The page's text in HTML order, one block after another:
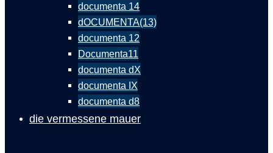
documenta 14
dOCUMENTA(13)
documenta 12
Documenta11
documenta dX
documenta IX
documenta d8
die vermessene mauer